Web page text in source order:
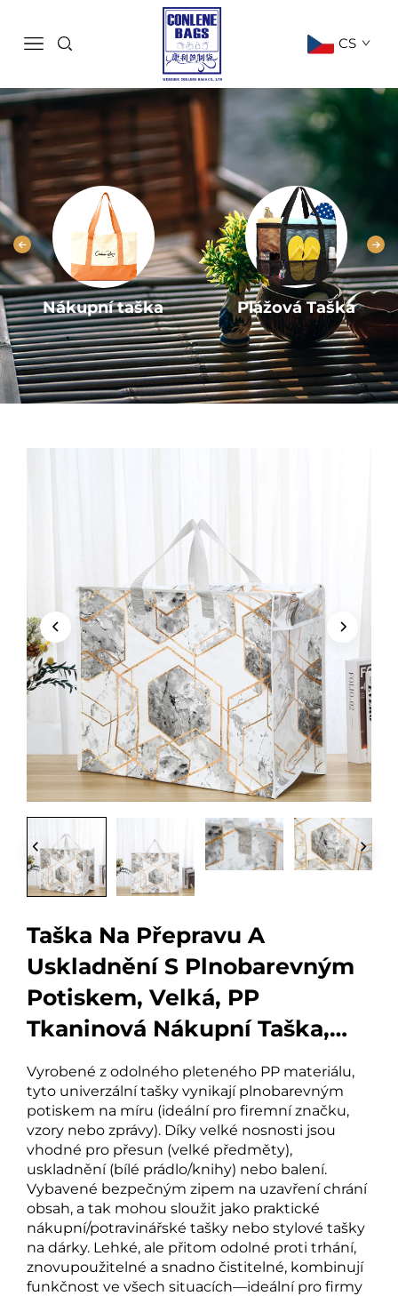
CS
Nákupní taška Plážová Taška
Taška Na Přepravu A
Uskladnění S Plnobarevným
Potiskem, Velká, PP
Tkaninová Nákupní Taška,
Potravinářská Taška, Dárková
Taška Se Zipem
Vyrobené z odolného pleteného PP materiálu,
tyto univerzální tašky vynikají plnobarevným
potiskem na míru (ideální pro firemní značku,
vzory nebo zprávy). Díky velké nosnosti jsou
vhodné pro přesun (velké předměty),
uskladnění (bílé prádlo/knihy) nebo balení.
Vybavené bezpečným zipem na uzavření chrání
obsah, a tak mohou sloužit jako praktické
nákupní/potravinářské tašky nebo stylové tašky
na dárky. Lehké, ale přitom odolné proti trhání,
znovupoužitelné a snadno čistitelné, kombinují
funkčnost ve všech situacích—ideální pro firmy